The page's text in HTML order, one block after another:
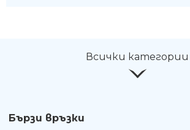
Всички категории
Бързи връзки